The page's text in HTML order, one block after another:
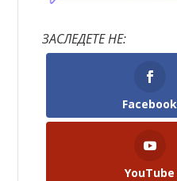
ЗАСЛЕДЕТЕ НЕ:
Facebook
YouTube